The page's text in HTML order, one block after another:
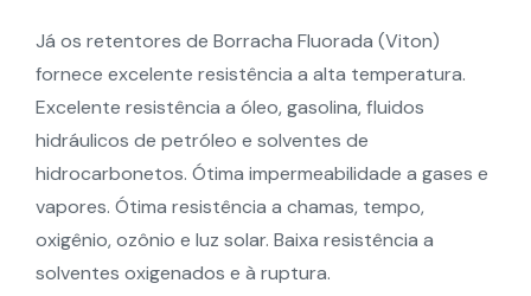
Já os retentores de Borracha Fluorada (Viton)
fornece excelente resistência a alta temperatura.
Excelente resistência a óleo, gasolina, fluidos
hidráulicos de petróleo e solventes de
hidrocarbonetos. Ótima impermeabilidade a gases e
vapores. Ótima resistência a chamas, tempo,
oxigênio, ozônio e luz solar. Baixa resistência a
solventes oxigenados e à ruptura.